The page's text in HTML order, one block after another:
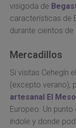
visigoda de
características de
durante cientos de
Mercadillos
Si visitas Cehegín
(excepto verano),
artesanal El
Europeo. Un
índole y donde